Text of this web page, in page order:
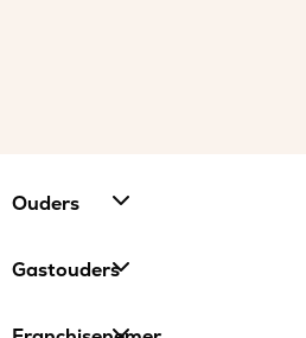
Ouders
Gastouders